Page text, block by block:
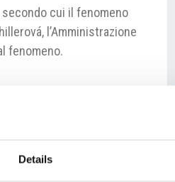
Details
cui il fenomeno
l’Amministrazione
fenomeno.